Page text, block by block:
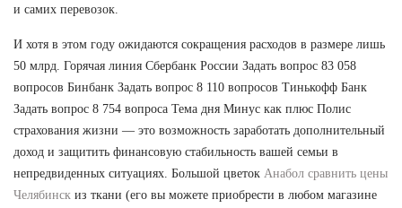
и самих перевозок.
И хотя в этом году ожидаются сокращения расходов в размере лишь
50 млрд. Горячая линия Сбербанк России Задать вопрос 83 058
вопросов Бинбанк Задать вопрос 8 110 вопросов Тинькофф Банк
Задать вопрос 8 754 вопроса Тема дня Минус как плюс Полис
страхования жизни — это возможность заработать дополнительный
доход и защитить финансовую стабильность вашей семьи в
непредвиденных ситуациях. Большой цветок Анабол сравнить цены
Челябинск из ткани (его вы можете приобрести в любом магазине